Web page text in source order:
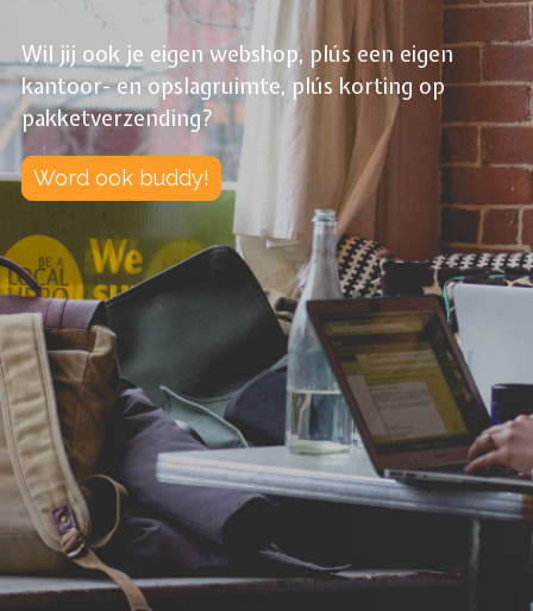
Wil jij ook je eigen webshop, plús een eigen
kantoor- en opslagruimte, plús korting op
pakketverzending?
Word ook buddy!